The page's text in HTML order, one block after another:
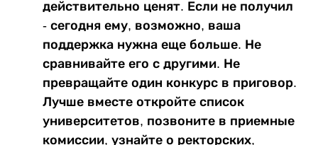
действительно ценят. Если не получил
- сегодня ему, возможно, ваша
поддержка нужна еще больше. Не
сравнивайте его с другими. Не
превращайте один конкурс в приговор.
Лучше вместе откройте список
университетов, позвоните в приемные
комиссии, узнайте о ректорских,